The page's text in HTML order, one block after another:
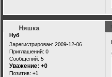
Няшка
Нуб
Зарегистрирован: 2009-12-06
Приглашений: 0
Сообщений: 5
Уважение: +0
Позитив: +1